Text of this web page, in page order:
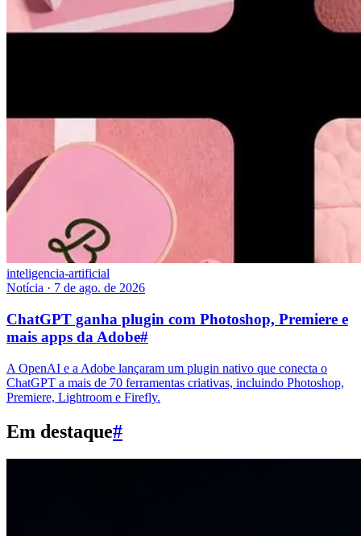
inteligencia-artificial
Notícia · 7 de ago. de 2026
ChatGPT ganha plugin com Photoshop, Premiere e
mais apps da Adobe#
A OpenAI e a Adobe lançaram um plugin nativo que conecta o
ChatGPT a mais de 70 ferramentas criativas, incluindo Photoshop,
Premiere, Lightroom e Firefly.
Em destaque#